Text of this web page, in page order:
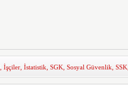
İşçiler, İstatistik SGK, Sosyal Güvenlik SSK,